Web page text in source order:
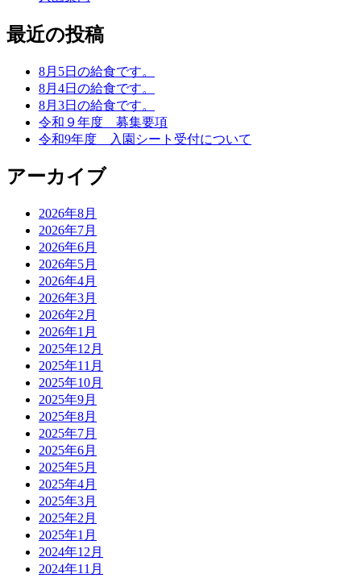
最近の投稿
8月5日の給食です。
8月4日の給食です。
8月3日の給食です。
令和９年度 募集要項
令和9年度 入園シート受付について
アーカイブ
2026年8月
2026年7月
2026年6月
2026年5月
2026年4月
2026年3月
2026年2月
2026年1月
2025年12月
2025年11月
2025年10月
2025年9月
2025年8月
2025年7月
2025年6月
2025年5月
2025年4月
2025年3月
2025年2月
2025年1月
2024年12月
2024年11月